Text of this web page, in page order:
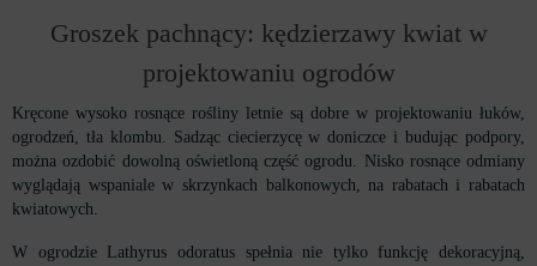
Groszek pachnący: kędzierzawy kwiat w
projektowaniu ogrodów
Kręcone wysoko rosnące rośliny letnie są dobre w projektowaniu łuków,
ogrodzeń, tła klombu. Sadząc ciecierzycę w doniczce i budując podpory,
można ozdobić dowolną oświetloną część ogrodu. Nisko rosnące odmiany
wyglądają wspaniale w skrzynkach balkonowych, na rabatach i rabatach
kwiatowych.
W ogrodzie Lathyrus odoratus spełnia nie tylko funkcję dekoracyjną,